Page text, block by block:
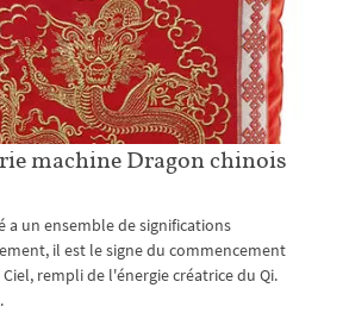
machine Dragon chinois
a un ensemble de significations
il est le signe du commencement
rempli de l'énergie créatrice du Qi.